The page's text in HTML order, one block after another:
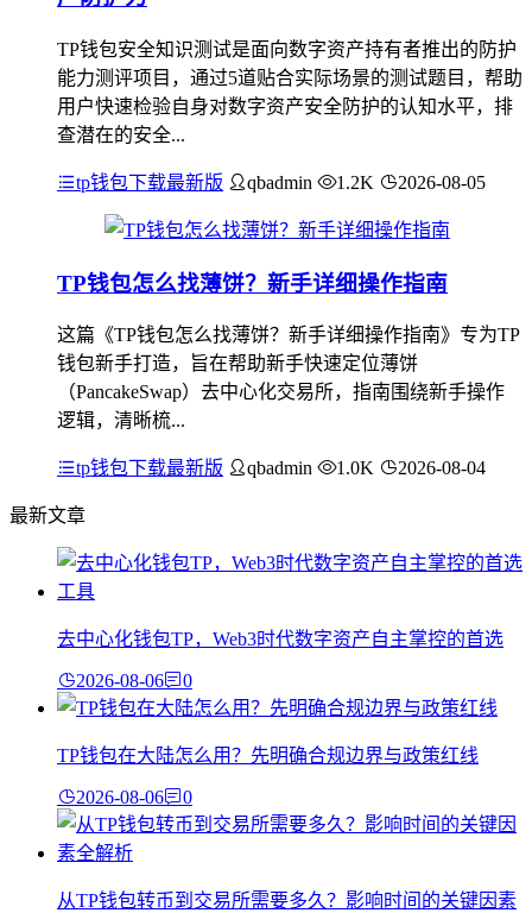
TP钱包安全知识测试是面向数字资产持有者推出的防护
能力测评项目，通过5道贴合实际场景的测试题目，帮助
用户快速检验自身对数字资产安全防护的认知水平，排
查潜在的安全...
tp钱包下载最新版 qbadmin 1.2K 2026-08-05
TP钱包怎么找薄饼？新手详细操作指南
这篇《TP钱包怎么找薄饼？新手详细操作指南》专为TP
钱包新手打造，旨在帮助新手快速定位薄饼
（PancakeSwap）去中心化交易所，指南围绕新手操作
逻辑，清晰梳...
tp钱包下载最新版 qbadmin 1.0K 2026-08-04
最新文章
去中心化钱包TP，Web3时代数字资产自主掌控的首选
2026-08-06 0
TP钱包在大陆怎么用？先明确合规边界与政策红线
2026-08-06 0
从TP钱包转币到交易所需要多久？影响时间的关键因素